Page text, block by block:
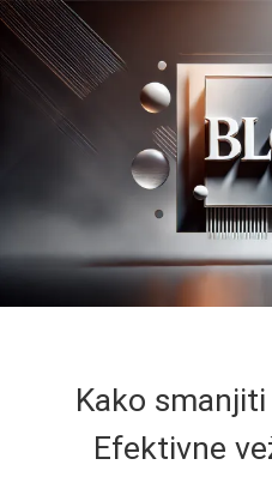
Kako
Efektivne